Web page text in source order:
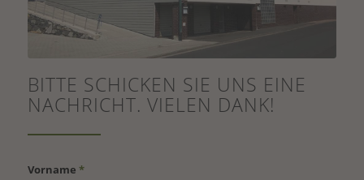
BITTE SCHICKEN SIE UNS EINE
NACHRICHT. VIELEN DANK!
Vorname *